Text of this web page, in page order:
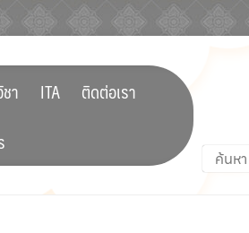
า ITA
ติดต่อเรา
ค้นหา
สำหรับ: